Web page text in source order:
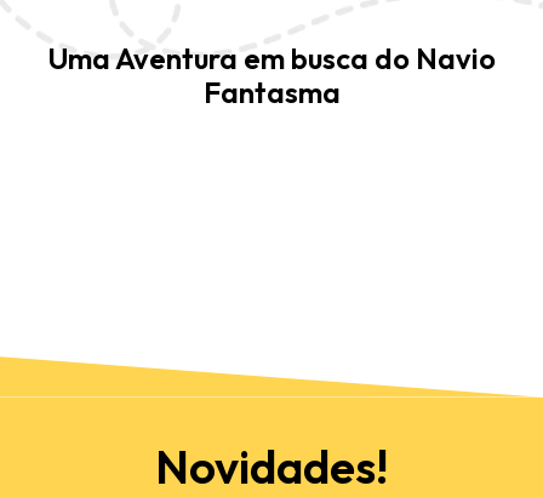
Uma Aventura em busca do Navio
Fantasma
Novidades!